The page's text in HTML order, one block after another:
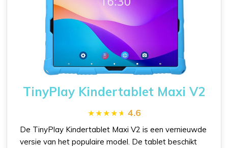
TinyPlay Kindertablet Maxi V2
4.6
De TinyPlay Kindertablet Maxi V2 is een vernieuwde
versie van het populaire model. De tablet beschikt